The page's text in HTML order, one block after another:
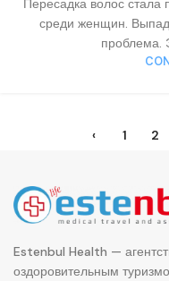
Пересадка волос стала
среди женщин.
проблема.
‹ 1 2
Estenbul Health —
оздоровительным